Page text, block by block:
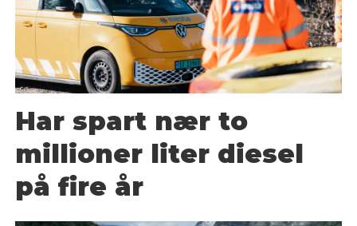
Har spart nær to
millioner liter diesel
på fire år